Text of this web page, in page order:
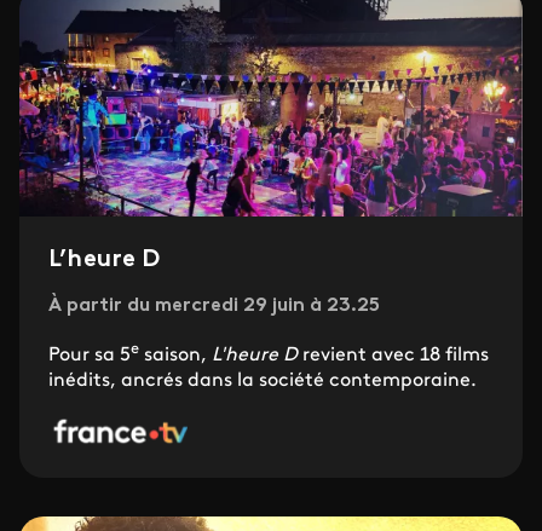
L’heure D
À partir du mercredi 29 juin à 23.25
Pour sa 5e saison, L'heure D revient avec 18 films
inédits, ancrés dans la société contemporaine.